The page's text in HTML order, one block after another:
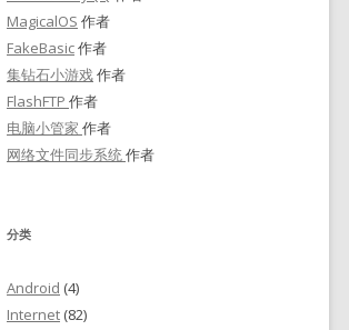
MagicalOS 作者
FakeBasic作者
集钻石小游戏作者
FlashFTP 作者
电脑小管家 作者
网络文件同步系统作者
分类
Android (4)
Internet (82)